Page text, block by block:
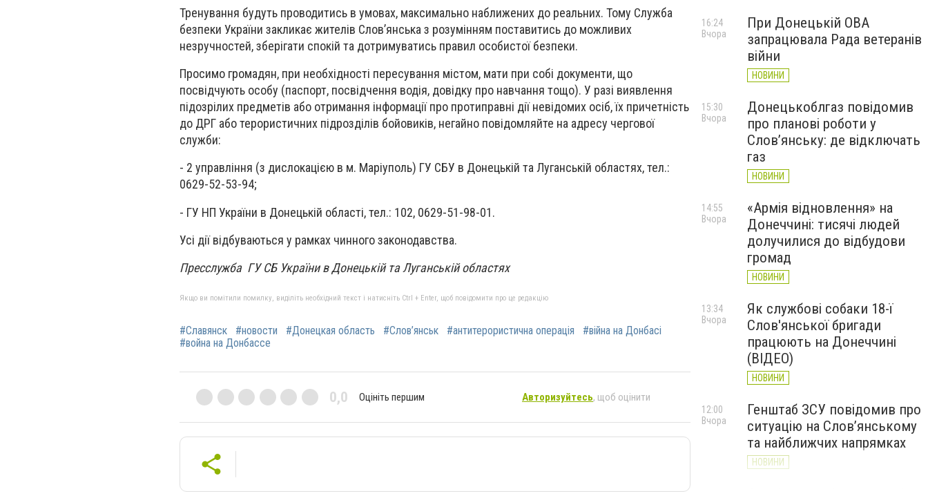
Тренування будуть проводитись в умовах, максимально наближених до реальних. Тому Служба
безпеки України закликає жителів Слов’янська з розумінням поставитись до можливих
незручностей, зберігати спокій та дотримуватись правил особистої безпеки.
Просимо громадян, при необхідності пересування містом, мати при собі документи, що
посвідчують особу (паспорт, посвідчення водія, довідку про навчання тощо). У разі виявлення
підозрілих предметів або отримання інформації про протиправні дії невідомих осіб, їх причетність
до ДРГ або терористичних підрозділів бойовиків, негайно повідомляйте на адресу чергової
служби:
- 2 управління (з дислокацією в м. Маріуполь) ГУ СБУ в Донецькій та Луганській областях, тел.:
0629-52-53-94;
- ГУ НП України в Донецькій області, тел.: 102, 0629-51-98-01.
Усі дії відбуваються у рамках чинного законодавства.
Пресслужба ГУ СБ України в Донецькій та Луганській областях
Якщо ви помітили помилку, виділіть необхідний текст і натисніть Ctrl + Enter, щоб повідомити про це редакцію
#Славянск #новости #Донецкая область #Слов’янськ #антитерористична операція
#війна на Донбасі
#война на Донбассе
0,0 Оцініть першим Авторизуйтесь, щоб оцінити
При Донецькій ОВА
запрацювала Рада ветеранів
війни
НОВИНИ
16:24
Вчора
Донецькоблгаз повідомив
про планові роботи у
Слов’янську: де відключать
газ
НОВИНИ
15:30
Вчора
«Армія відновлення» на
Донеччині: тисячі людей
долучилися до відбудови
громад
НОВИНИ
14:55
Вчора
Як службові собаки 18-ї
Слов'янської бригади
працюють на Донеччині
(ВІДЕО)
НОВИНИ
13:34
Вчора
Генштаб ЗСУ повідомив про
ситуацію на Слов’янському
та найближчих напрямках
НОВИНИ
12:00
Вчора